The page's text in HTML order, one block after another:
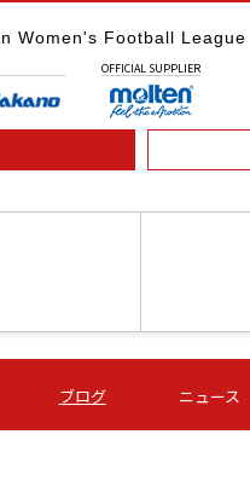
Women's Football League
OFFICIAL SUPPLIER
節 09/05 (土) 16:00
ＡＧＦ
-
いちご
-
ブログ ニュース